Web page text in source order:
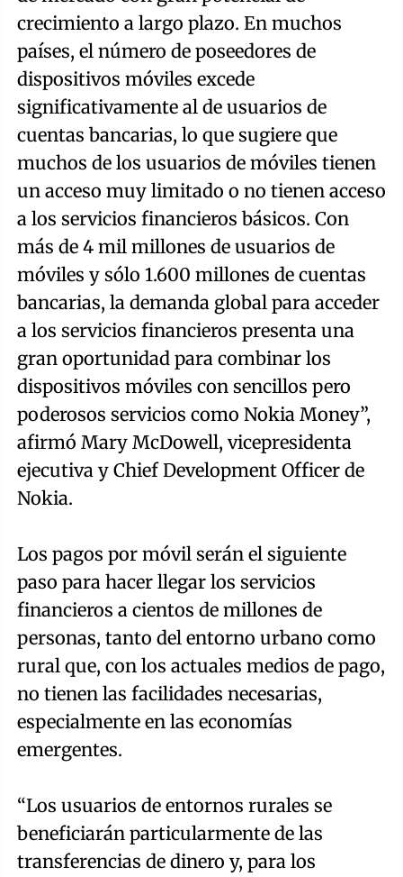
crecimiento a largo plazo. En muchos
países, el número de poseedores de
dispositivos móviles excede
significativamente al de usuarios de
cuentas bancarias, lo que sugiere que
muchos de los usuarios de móviles tienen
un acceso muy limitado o no tienen acceso
a los servicios financieros básicos. Con
más de 4 mil millones de usuarios de
móviles y sólo 1.600 millones de cuentas
bancarias, la demanda global para acceder
a los servicios financieros presenta una
gran oportunidad para combinar los
dispositivos móviles con sencillos pero
poderosos servicios como Nokia Money”,
afirmó Mary McDowell, vicepresidenta
ejecutiva y Chief Development Officer de
Nokia.
Los pagos por móvil serán el siguiente
paso para hacer llegar los servicios
financieros a cientos de millones de
personas, tanto del entorno urbano como
rural que, con los actuales medios de pago,
no tienen las facilidades necesarias,
especialmente en las economías
emergentes.
“Los usuarios de entornos rurales se
beneficiarán particularmente de las
transferencias de dinero y, para los